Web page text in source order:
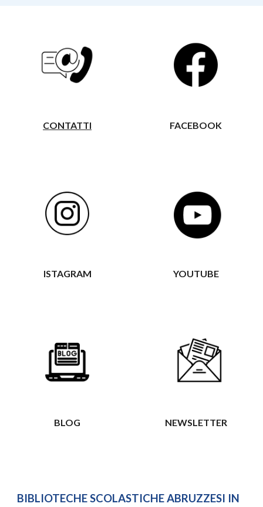
CONTATTI FACEBOOK
ISTAGRAM YOUTUBE
BLOG NEWSLETTER
BIBLIOTECHE SCOLASTICHE ABRUZZESI IN